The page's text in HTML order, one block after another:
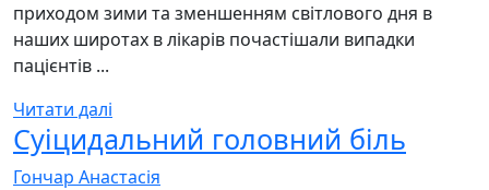
приходом зими та зменшенням світлового дня в
наших широтах в лікарів почастішали випадки
пацієнтів ...
Читати далі
Суіцидальний головний біль
Гончар Анастасія